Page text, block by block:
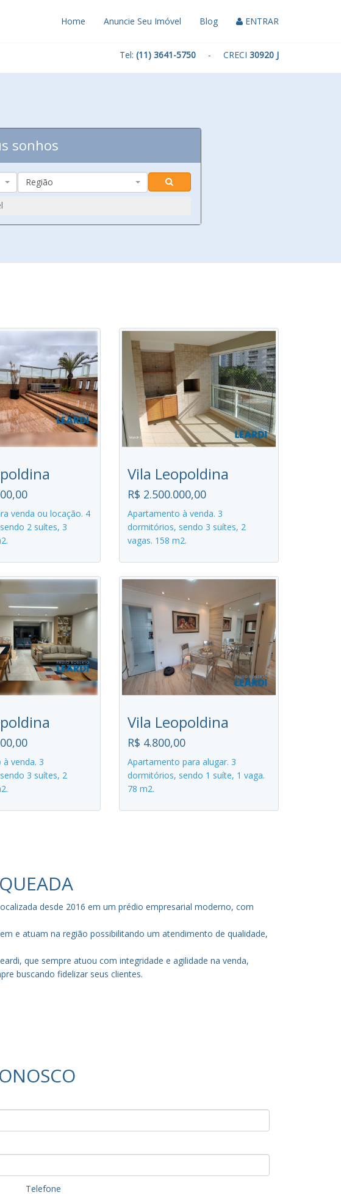
Home Anuncie Seu Imóvel Blog ENTRAR
Tel: (11) 3641-5750 - CRECI 30920 J
sonhos
Região
venda ou locação. 4
2 suítes, 3
Vila Leopoldina
R$ 2.500.000,00
Apartamento à venda. 3
dormitórios, sendo 3 suítes, 2
vagas. 158 m2.
venda. 3
3 suítes, 2
Vila Leopoldina
R$ 4.800,00
Apartamento para alugar. 3
dormitórios, sendo 1 suíte, 1 vaga.
78 m2.
desde 2016 em um prédio empresarial moderno, com
e atuam na região possibilitando um atendimento de qualidade,
que sempre atuou com integridade e agilidade na venda,
buscando fidelizar seus clientes.
Telefone